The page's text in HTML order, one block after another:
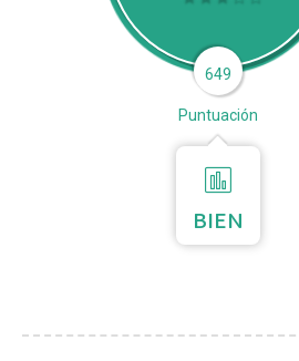
649
Puntuación
BIEN